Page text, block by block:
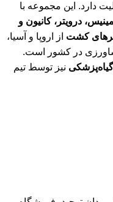
دارد. این مجموعه با
درویتر، کانیون و
کشت از اروپا و آسیا،
در کشور است.
نیز توسط تیم